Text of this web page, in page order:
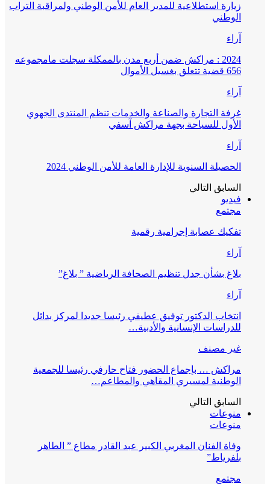
زيارة استطلاعية للمدير العام للأمن الوطني ولمراقبة التراب
الوطني
آراء
2024 : مراكش ضمن أربع مدن بالممكلة سجلت مامجموعه
656 قضية تتعلق بغسيل الأموال
آراء
غرفة التجارة والصناعة والخدمات تنظم المنتدى الجهوي
الأول للسياحة بجهة مراكش آسفي
آراء
الحصيلة السنوية للإدارة العامة للأمن الوطني 2024
السابق التالي
فيديو
مجتمع
تفكيك عصابة إجرامية رقمية
آراء
بلاغ بشأن جدل تنظيم الصحافة الرياضية ” بلاغ”
آراء
انتخاب الدكتور توفيق عطيفي رئيسا جديدا لمركز بدائل
للدراسات الإنسانية والأدبية…
غير مصنف
مراكش … بإجماع الحضور فتاح حارفي رئيسا للجمعية
الوطنية لمسيري المقاهي والمطاعم…
السابق التالي
منوعات
منوعات
وفاة الفنان المغربي الكبير عبد القادر مطاع ” الطاهر
بلفرياط”
مجتمع